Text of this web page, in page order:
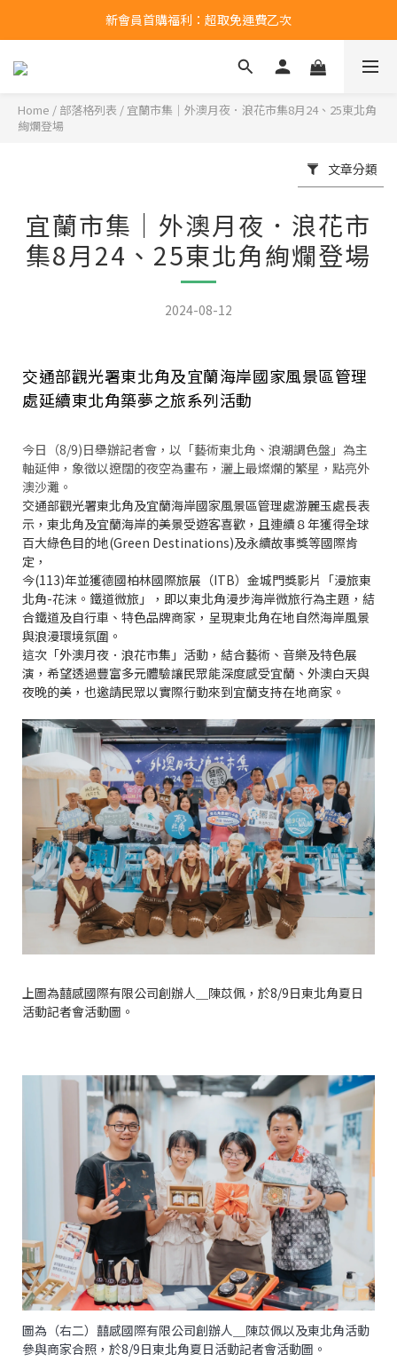
新會員首購福利：超取免運費乙次
新會員首購福利：超取免運費乙次
Home / 部落格列表 / 宜蘭市集｜外澳月夜．浪花市集8月24、25東北角
絢爛登場
文章分類
宜蘭市集｜外澳月夜．浪花市
集8月24、25東北角絢爛登場
2024-08-12
交通部觀光署東北角及宜蘭海岸國家風景區管理
處延續東北角築夢之旅系列活動
今日（8/9)日舉辦記者會，以「藝術東北角、浪潮調色盤」為主
軸延伸，象徵以遼闊的夜空為畫布， 灑上最燦爛的繁星，點亮外
澳沙灘。
交通部觀光署東北角及宜蘭海岸國家風景區管理處游麗玉處長表
示，東北角及宜蘭海岸的美景受遊客喜歡，且連續８年獲得全球
百大綠色目的地(Green Destinations)及永續故事獎等國際肯
定，
今(113)年並獲德國柏林國際旅展（ITB）金城門獎影片「漫旅東
北角-花沫。鐵道微旅」，即以東北角漫步海岸微旅行為主題，結
合鐵道及自行車、特色品牌商家，呈現東北角在地自然海岸風景
與浪漫環境氛圍。
這次「外澳月夜．浪花市集」活動，結合藝術、音樂及特色展
演，希望透過豐富多元體驗讓民眾能深度感受宜蘭、外澳白天與
夜晚的美，也邀請民眾以實際行動來到宜蘭支持在地商家。
上圖為囍感國際有限公司創辦人＿陳苡佩，於8/9日東北角夏日
活動記者會活動圖。
圖為（右二）囍感國際有限公司創辦人＿陳苡佩以及東北角活動
參與商家合照，於8/9日東北角夏日活動記者會活動圖。